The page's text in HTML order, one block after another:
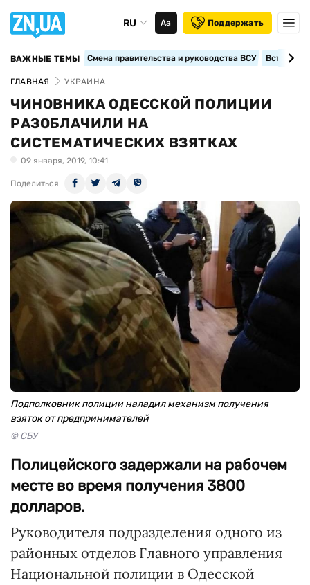
RU Аа Поддержать
ВАЖНЫЕ ТЕМЫ Смена правительства и руководства ВСУ
ГЛАВНАЯ УКРАИНА
ЧИНОВНИКА ОДЕССКОЙ ПОЛИЦИИ
РАЗОБЛАЧИЛИ НА
СИСТЕМАТИЧЕСКИХ ВЗЯТКАХ
09 января, 2019, 10:41
Поделиться
Подполковник полиции наладил механизм получения
взяток от предпринимателей
© СБУ
Полицейского задержали на рабочем
месте во время получения 3800
долларов.
Руководителя подразделения одного из
районных отделов Главного управления
Национальной полиции в Одесской